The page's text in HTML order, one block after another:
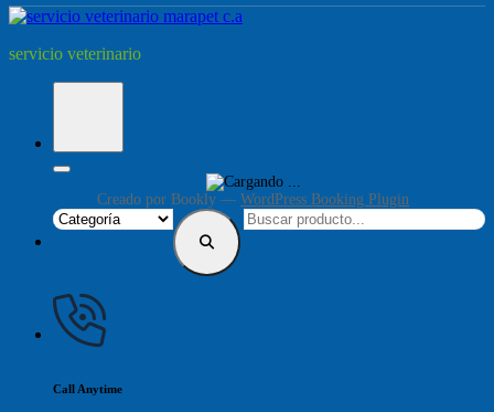
servicio veterinario
Creado por Bookly —WordPress Booking Plugin
Call Anytime